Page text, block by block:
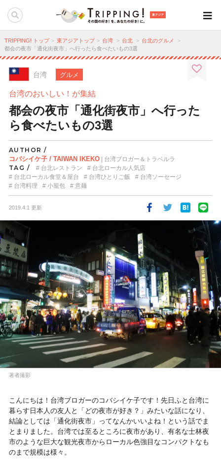
東アジア
TRIPPING! トップ 東アジアトップ 台湾 台北
台北のグルメ
都会の夜市「通化街夜市」へ行ったら食べたいもの3選
台湾 グルメ
台湾のおいしい！が集結
都会の夜市「通化街夜市」へ行った
ら食べたいもの3選
AUTHOR /
コバシイケ子 / TAIWAN IKEKO| 台湾ブロガー＆トラベルラ
TAG / 台北レストラン
台北ローカル人気店
台北ローカル食堂＆屋台
台湾ひとりご飯
台湾ソーセージ
台湾料理
小籠包 意麺
2019.4.1 更新
著者撮影
こんにちは！台湾ブロガーのコバシイケ子です！先日ふと台湾に
暮らす日本人の友人と「どの夜市が好き？」みたいな話になり、
結論としては「通化街夜市」ってなんかいいよね！という話でま
とまりました。台湾では至るところに夜市があり、有名な士林夜
市のような巨大な観光夜市からローカル色強目なコンパクトなも
のまで規模は様々。